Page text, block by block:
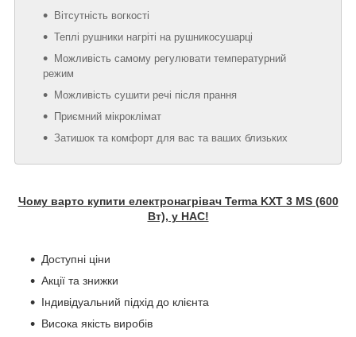
Вітсутність вогкості
Теплі рушники нагріті на рушникосушарці
Можливість самому регулювати температурний
режим
Можливість сушити речі після прання
Приємний мікроклімат
Затишок та комфорт для вас та ваших близьких
Чому варто купити електронагрівач Terma KXT 3 MS (600
Вт), у НАС!
Доступні ціни
Акції та знижки
Індивідуальний підхід до клієнта
Висока якість виробів